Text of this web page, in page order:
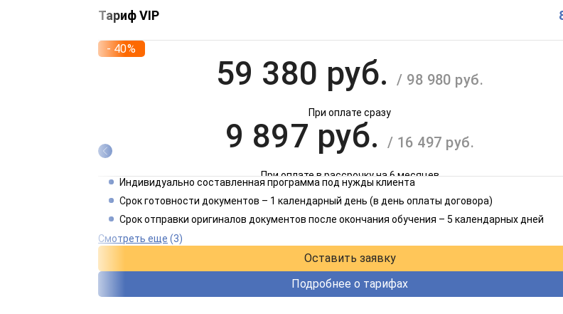
Тариф VIP
- 40%
59 380 руб./ 98 980 руб.
При оплате сразу
9 897 руб./ 16 497 руб.
При оплате в рассрочку на 6 месяцев
4 949 руб./ 8 249 руб.
Индивидуально составленная программа под нужды клиента
Срок готовности документов – 1 календарный день (в день оплаты договора)
Срок отправки оригиналов документов после окончания обучения – 5 календарных дней
Смотреть еще (3)
Оставить заявку
Подробнее о тарифах